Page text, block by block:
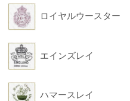
ロイヤルウースター
エインズレイ
ハマースレイ